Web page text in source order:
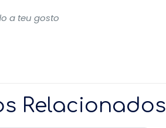
a teu gosto
Relacionados